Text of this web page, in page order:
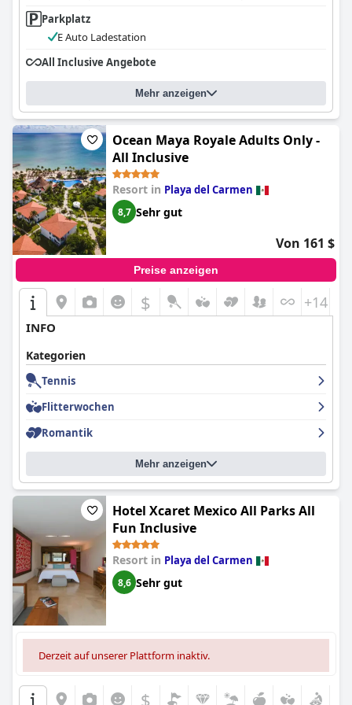
Parkplatz
E Auto Ladestation
All Inclusive Angebote
Mehr anzeigen
Ocean Maya Royale Adults Only -
All Inclusive
Resort in Playa del Carmen
8,7 Sehr gut
Von 161 $
Preise anzeigen
$ +14
INFO
Kategorien
Tennis
Flitterwochen
Romantik
Mehr anzeigen
Hotel Xcaret Mexico All Parks All
Fun Inclusive
Resort in Playa del Carmen
8,6 Sehr gut
Derzeit auf unserer Plattform inaktiv.
$